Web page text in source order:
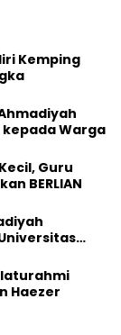
Kemping
kepada Warga
Guru
BERLIAN
Haezer